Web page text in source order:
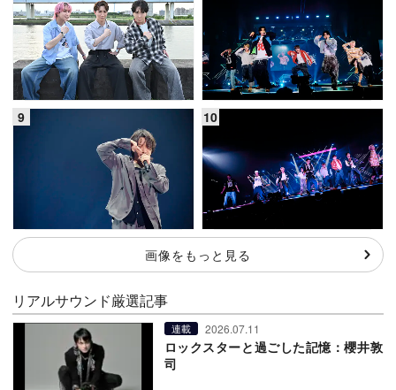
画像をもっと見る
リアルサウンド厳選記事
連載 2026.07.11
ロックスターと過ごした記憶：櫻井敦
司